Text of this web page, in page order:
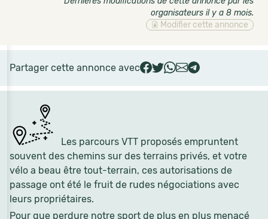
Les parcours VTT proposés empruntent
souvent des chemins sur des terrains privés, et votre
vélo a beau être tout-terrain, ces autorisations de
passage ont été le fruit de rudes négociations avec
leurs propriétaires.
Pour que perdure notre sport de plus en plus menacé
organisateurs il y a 8 mois.
Modifier cette annonce
Partager cette annonce avec